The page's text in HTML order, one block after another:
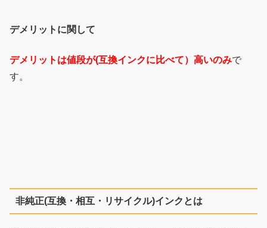
デメリットに関して
デメリットは値段が(互換インクに比べて）高いのみで
す。
非純正(互換・相互・リサイクル)インクとは